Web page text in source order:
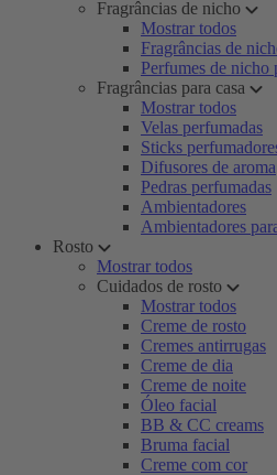
Fragrâncias de nicho
Mostrar todos
Fragrâncias de
Perfumes de nicho
Fragrâncias para casa
Mostrar todos
Velas perfumadas
Sticks
Difusores de aroma
Pedras perfumadas
Ambientadores
Ambientadores
Rosto
Mostrar todos
Cuidados de rosto
Mostrar todos
Creme de rosto
Cremes antirrugas
Creme de dia
Creme de noite
Óleo facial
BB & CC creams
Bruma facial
Creme com cor